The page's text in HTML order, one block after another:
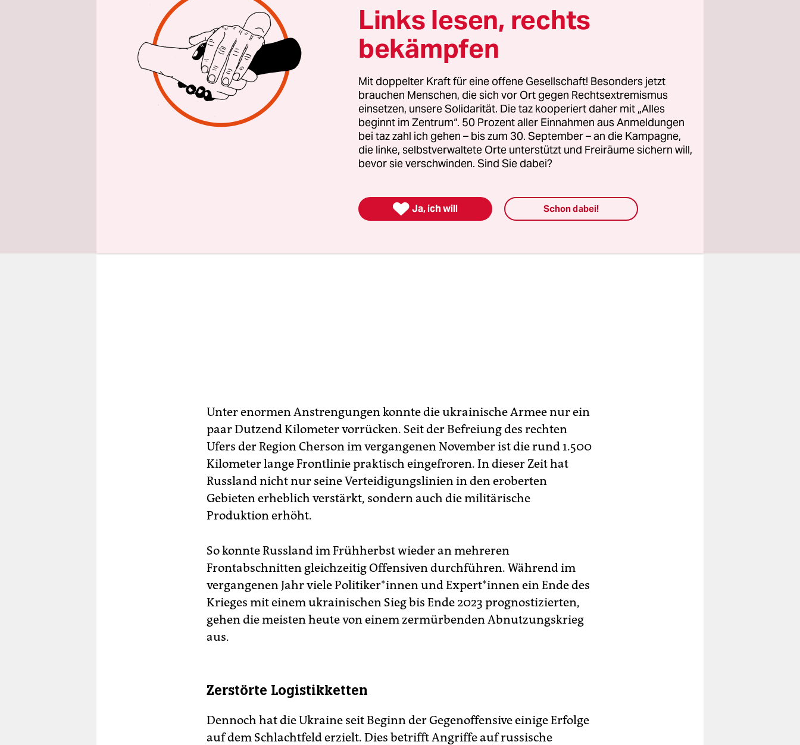
Saluschnyj, Anfang November in einem Interview mit dem britischen
The Economist.
Dies war ein Eingeständnis, dass die ukrainische
Gegenoffensive nicht der Erfolg war, den sich sowohl die Ukrainer als
auch ihre Verbündeten erhofft hatten.
Einerseits kritisiert Kyjiw seine Partner zu Recht dafür, dass sie die
versprochenen Waffenlieferungen verzögert haben. Andererseits gibt
Saluschnyj
zu, sich verkalkuliert zu haben: dass Russland nach
enormen Verlusten an Truppen und Ausrüstung mit dem Rückzug
Unter enormen Anstrengungen konnte die ukrainische Armee nur ein
paar Dutzend Kilometer vorrücken. Seit der Befreiung des rechten
Ufers der Region Cherson im vergangenen November ist die rund 1.500
Kilometer lange Frontlinie praktisch eingefroren. In dieser Zeit hat
Russland nicht nur seine Verteidigungslinien in den eroberten
Gebieten erheblich verstärkt, sondern auch die militärische
Produktion erhöht.
So konnte Russland im Frühherbst wieder an mehreren
Frontabschnitten gleichzeitig Offensiven durchführen. Während im
vergangenen Jahr viele Po­li­ti­ke­r*in­nen und Ex­per­t*in­nen ein Ende des
Krieges mit einem ukrainischen Sieg bis Ende 2023 prognostizierten,
gehen die meisten heute von einem zermürbenden Abnutzungskrieg
aus.
Zerstörte Logistikketten
Dennoch hat die Ukraine seit Beginn der Gegenoffensive einige Erfolge
auf dem Schlachtfeld erzielt. Dies betrifft Angriffe auf russische
Links lesen, rechts
bekämpfen
Mit doppelter Kraft für eine offene Gesellschaft! Besonders jetzt
brauchen Menschen, die sich vor Ort gegen Rechtsextremismus
einsetzen, unsere Solidarität. Die taz kooperiert daher mit „Alles
beginnt im Zentrum“. 50 Prozent aller Einnahmen aus Anmeldungen
bei taz zahl ich gehen – bis zum 30. September – an die Kampagne,
die linke, selbstverwaltete Orte unterstützt und Freiräume sichern will,
bevor sie verschwinden. Sind Sie dabei?
 Ja, ich will Schon dabei!